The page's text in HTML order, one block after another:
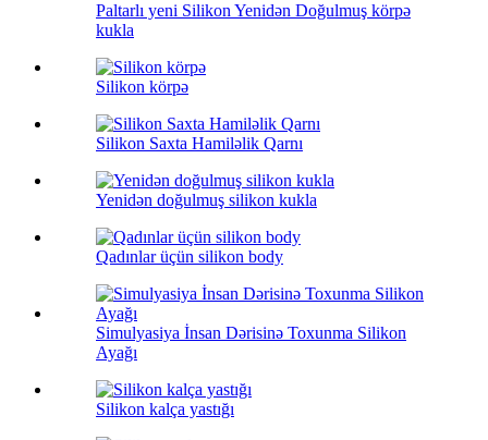
Paltarlı yeni Silikon Yenidən Doğulmuş körpə
kukla
Silikon körpə
Silikon Saxta Hamiləlik Qarnı
Yenidən doğulmuş silikon kukla
Qadınlar üçün silikon body
Simulyasiya İnsan Dərisinə Toxunma Silikon
Ayağı
Silikon kalça yastığı